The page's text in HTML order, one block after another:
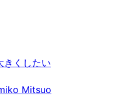
きくしたい
Mitsuo